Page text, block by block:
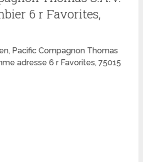
6 r Favorites,
Pacific Compagnon Thomas
adresse 6 r Favorites, 75015